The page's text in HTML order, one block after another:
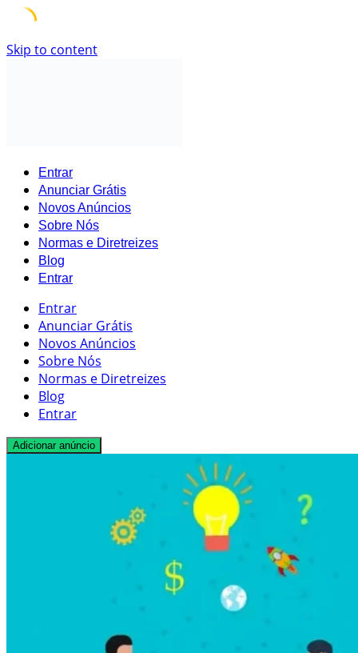
Skip to content
Entrar
Anunciar Grátis
Novos Anúncios
Sobre Nós
Normas e Diretreizes
Blog
Entrar
Entrar
Anunciar Grátis
Novos Anúncios
Sobre Nós
Normas e Diretreizes
Blog
Entrar
Adicionar anúncio